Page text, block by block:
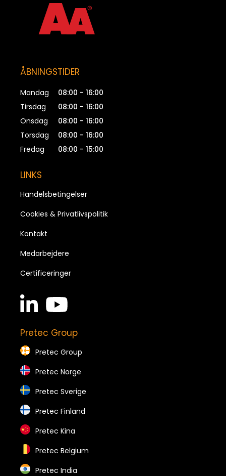
ÅBNINGSTIDER
Mandag
08:00 - 16:00
Tirsdag
08:00 - 16:00
Onsdag
08:00 - 16:00
Torsdag
08:00 - 16:00
Fredag
08:00 - 15:00
LINKS
Handelsbetingelser
Cookies & Privatlivspolitik
Kontakt
Medarbejdere
Certificeringer
linkedin
in
Pretec Group
Pretec Group
Pretec Norge
Pretec Sverige
Pretec Finland
Pretec Kina
Pretec Belgium
Pretec India